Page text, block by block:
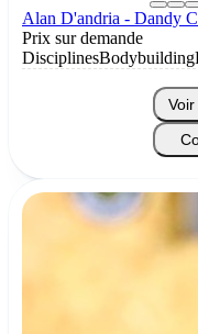
Alan D'andria - Dandy
Prix sur demande
DisciplinesBodybuilding
Voir